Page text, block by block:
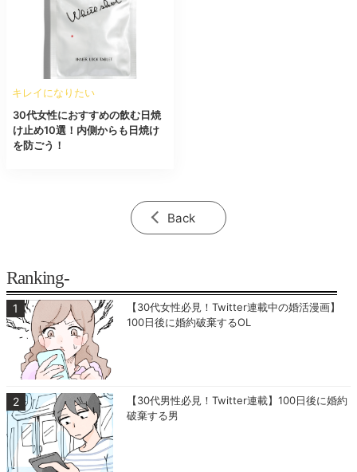
キレイになりたい
30代女性におすすめの飲む日焼
け止め10選！内側からも日焼け
を防ごう！
Back
Ranking-
【30代女性必見！Twitter連載中の婚活漫画】
100日後に婚約破棄するOL
【30代男性必見！Twitter連載】100日後に婚約
破棄する男